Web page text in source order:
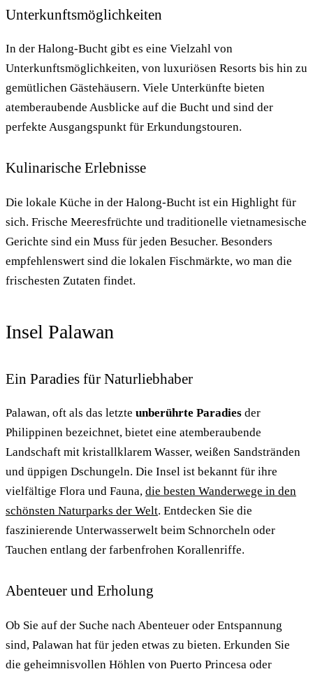
Unterkunftsmöglichkeiten
In der Halong-Bucht gibt es eine Vielzahl von
Unterkunftsmöglichkeiten, von luxuriösen Resorts bis hin zu
gemütlichen Gästehäusern. Viele Unterkünfte bieten
atemberaubende Ausblicke auf die Bucht und sind der
perfekte Ausgangspunkt für Erkundungstouren.
Kulinarische Erlebnisse
Die lokale Küche in der Halong-Bucht ist ein Highlight für
sich. Frische Meeresfrüchte und traditionelle vietnamesische
Gerichte sind ein Muss für jeden Besucher. Besonders
empfehlenswert sind die lokalen Fischmärkte, wo man die
frischesten Zutaten findet.
Insel Palawan
Ein Paradies für Naturliebhaber
Palawan, oft als das letzte unberührte Paradies der
Philippinen bezeichnet, bietet eine atemberaubende
Landschaft mit kristallklarem Wasser, weißen Sandstränden
und üppigen Dschungeln. Die Insel ist bekannt für ihre
vielfältige Flora und Fauna, die besten Wanderwege in den
schönsten Naturparks der Welt. Entdecken Sie die
faszinierende Unterwasserwelt beim Schnorcheln oder
Tauchen entlang der farbenfrohen Korallenriffe.
Abenteuer und Erholung
Ob Sie auf der Suche nach Abenteuer oder Entspannung
sind, Palawan hat für jeden etwas zu bieten. Erkunden Sie
die geheimnisvollen Höhlen von Puerto Princesa oder